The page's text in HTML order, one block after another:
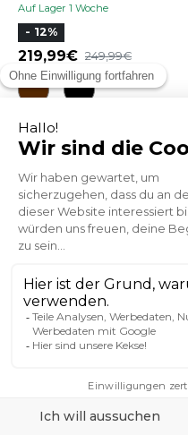
Auf Lager 1 Woche
- 12%
219,99 249,99